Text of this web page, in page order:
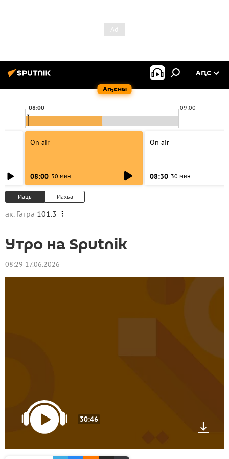
Аҧсны
АԤС
09:00
08:00
On air
08:00 30 мин
On air
08:30 30 мин
Иацы Иахьа
ақ. Гагра 101.3
Утро на Sputnik
08:29 17.06.2026
30:46